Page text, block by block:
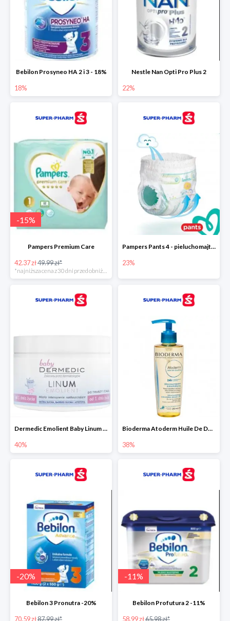
Bebilon Prosyneo HA 2 i 3 - 18%
18%
Nestle Nan Opti Pro Plus 2
22%
-15%
Pampers Premium Care
42.37 zł49.99 zł*
Pampers Pants 4 - pieluchomajtki dla dzieci (9-15kg)
23%
Dermedic Emolient Baby Linum 225 g
40%
Bioderma Atoderm Huile De Douche - nawilżający olejek do kąpieli i pod prysznic
38%
-20%
Bebilon 3 Pronutra -20%
70.59 zł87.99 zł*
-11%
Bebilon Profutura 2 -11%
58.99 zł65.98 zł*